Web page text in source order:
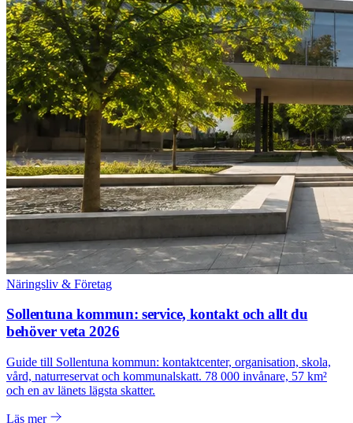
Näringsliv & Företag
Sollentuna kommun: service, kontakt och allt du
behöver veta 2026
Guide till Sollentuna kommun: kontaktcenter, organisation, skola,
vård, naturreservat och kommunalskatt. 78 000 invånare, 57 km²
och en av länets lägsta skatter.
Läs mer